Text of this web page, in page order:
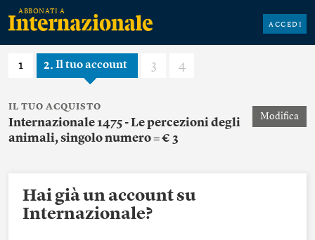
ACCEDI
1 2 Il tuo account 3 4
IL TUO ACQUISTO
Internazionale 1475 - Le percezioni degli
animali, singolo numero = € 3
Modifica
Hai già un account su
Internazionale?